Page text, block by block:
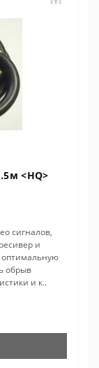
<HQ>
сигналов,
и
оптимальную
обрыв
и к..